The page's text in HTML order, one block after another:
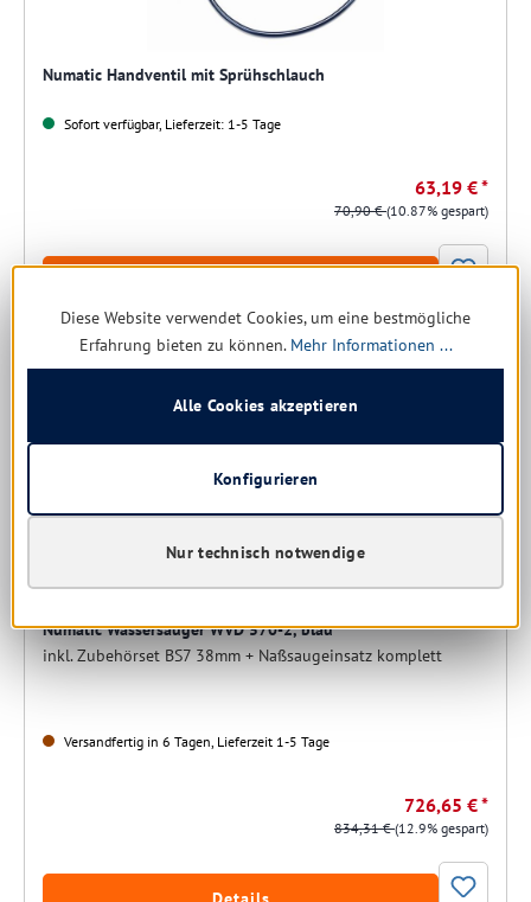
Numatic Handventil mit Sprühschlauch
Sofort verfügbar, Lieferzeit: 1-5 Tage
63,19 € *
70,90 €(10.87% gespart)
Numatic Wassersauger WVD 570-2, blau
inkl. Zubehörset BS7 38mm + Naßsaugeinsatz komplett
Versandfertig in 6 Tagen, Lieferzeit 1-5 Tage
726,65 € *
834,31 €(12.9% gespart)
Diese Website verwendet Cookies, um eine bestmögliche
Erfahrung bieten zu können. Mehr Informationen ...
Nur technisch notwendige
Konfigurieren
Alle Cookies akzeptieren